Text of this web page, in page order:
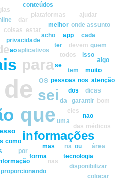
de
que
para
sei
informações
os
aplicativos
pessoas
todos
uma
da
ter
se
privacidade
como
tem
dos
eles
na
mas
acho app
devem
por
das
ao
coisas
garantir
ou
tecnologia
estar
forma
melhor
nos
onde
cada
isso
nao
nas
dar
disponibilizar
muito
plataformas
dicas
proporcionando
ajudar
assunto
médicos
quem
área
algo
atenção
bom
colocar
conteúdos